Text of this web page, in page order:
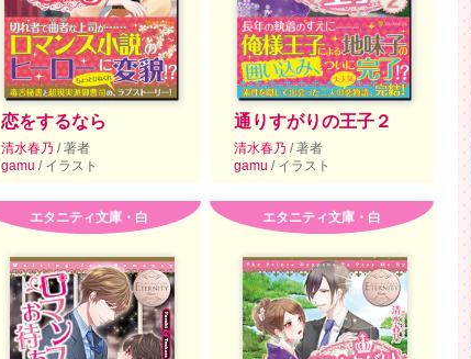
恋をするなら
清水春乃 / 著者
gamu / イラスト
通りすがりの王子２
清水春乃 / 著者
gamu / イラスト
エタニティ文庫・白 エタニティ文庫・白